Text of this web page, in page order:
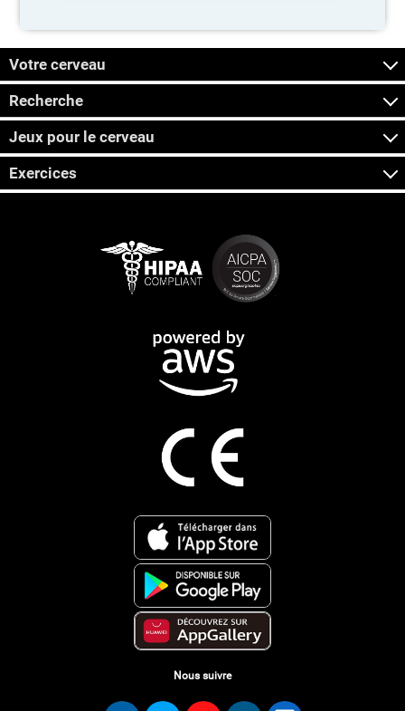
Votre cerveau
Recherche
Jeux pour le cerveau
Exercices
Nous suivre